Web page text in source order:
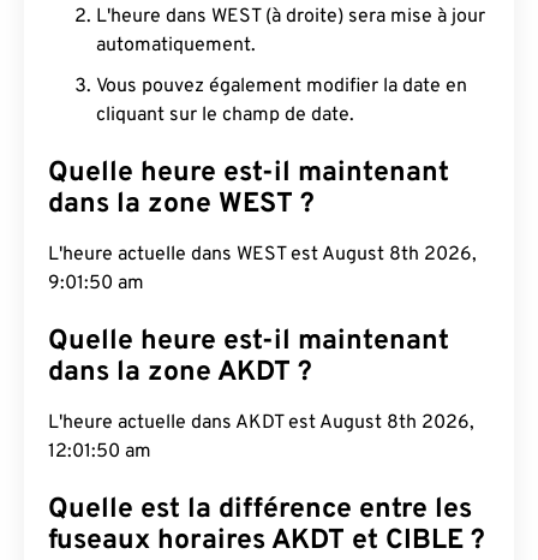
L'heure dans WEST (à droite) sera mise à jour
automatiquement.
Vous pouvez également modifier la date en
cliquant sur le champ de date.
Quelle heure est-il maintenant
dans la zone WEST ?
L'heure actuelle dans WEST est August 8th 2026,
9:01:51 am
Quelle heure est-il maintenant
dans la zone AKDT ?
L'heure actuelle dans AKDT est August 8th 2026,
12:01:51 am
Quelle est la différence entre les
fuseaux horaires AKDT et CIBLE ?